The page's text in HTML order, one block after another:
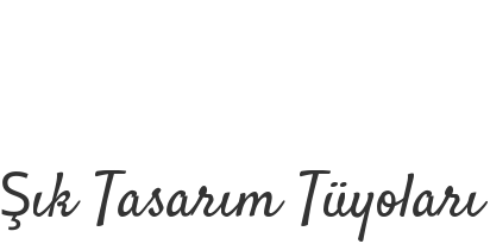
Şık Tasarım Tüyoları